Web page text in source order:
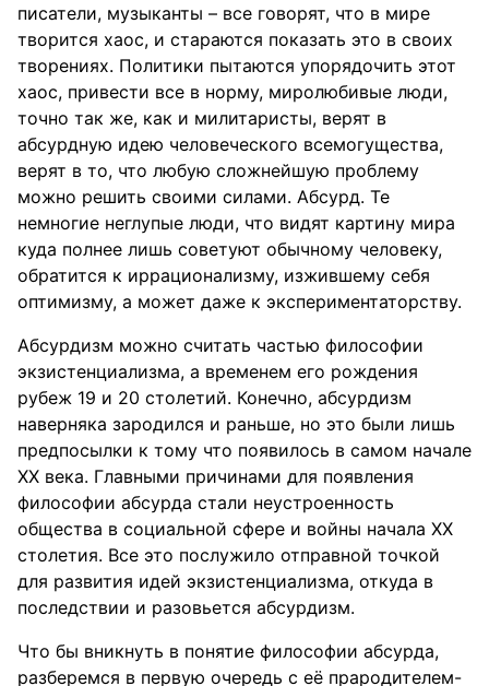
писатели, музыканты – все говорят, что в мире
творится хаос, и стараются показать это в своих
творениях. Политики пытаются упорядочить этот
хаос, привести все в норму, миролюбивые люди,
точно так же, как и милитаристы, верят в
абсурдную идею человеческого всемогущества,
верят в то, что любую сложнейшую проблему
можно решить своими силами. Абсурд. Те
немногие неглупые люди, что видят картину мира
куда полнее лишь советуют обычному человеку,
обратится к иррационализму, изжившему себя
оптимизму, а может даже к экспериментаторству.
Абсурдизм можно считать частью философии
экзистенциализма, а временем его рождения
рубеж 19 и 20 столетий. Конечно, абсурдизм
наверняка зародился и раньше, но это были лишь
предпосылки к тому что появилось в самом начале
ХХ века. Главными причинами для появления
философии абсурда стали неустроенность
общества в социальной сфере и войны начала ХХ
столетия. Все это послужило отправной точкой
для развития идей экзистенциализма, откуда в
последствии и разовьется абсурдизм.
Что бы вникнуть в понятие философии абсурда,
разберемся в первую очередь с её прародителем-